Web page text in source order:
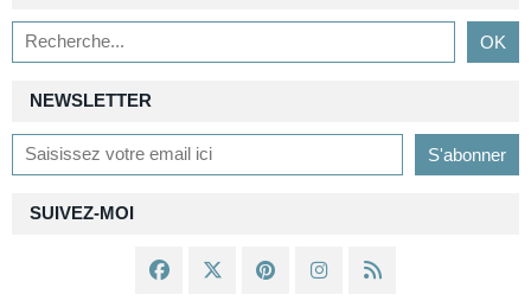
NEWSLETTER
SUIVEZ-MOI